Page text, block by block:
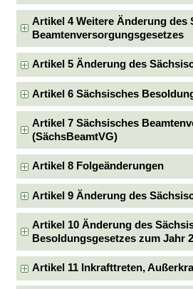
Artikel 4 Weitere Änderung des
Beamtenversorgungsgesetzes
Artikel 5 Änderung des
Artikel 6 Sächsisches
Artikel 7 Sächsisches
(SächsBeamtVG)
Artikel 8 Folgeänderungen
Artikel 9 Änderung des
Artikel 10 Änderung des
Besoldungsgesetzes zum Jahr
Artikel 11 Inkrafttreten,